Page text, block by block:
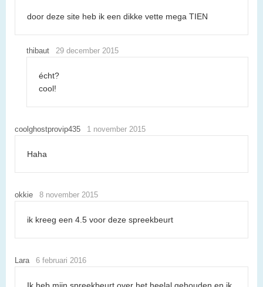
door deze site heb ik een dikke vette mega TIEN
thibaut 29 december 2015
écht?
cool!
coolghostprovip435 1 november 2015
Haha
okkie 8 november 2015
ik kreeg een 4.5 voor deze spreekbeurt
Lara 6 februari 2016